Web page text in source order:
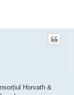
Horvath &